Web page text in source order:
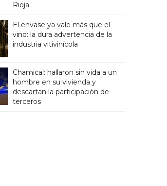
Rioja
El envase ya vale más que el
vino: la dura advertencia de la
industria vitivinícola
Chamical: hallaron sin vida a un
hombre en su vivienda y
descartan la participación de
terceros